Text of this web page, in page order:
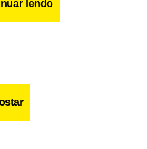
elas passaram a se
lendo